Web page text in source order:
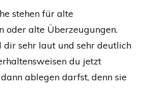
stehen für alte
oder alte Überzeugungen.
dir sehr laut und sehr deutlich
du jetzt
ablegen darfst, denn sie